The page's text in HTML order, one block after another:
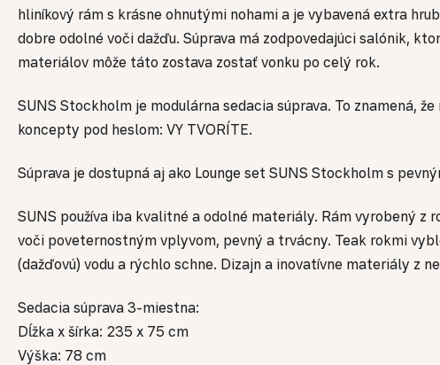
hliníkový rám s krásne ohnutými nohami a je vybavená extra
dobre odolné voči dažďu. Súprava má zodpovedajúci salónik,
materiálov môže táto zostava zostať vonku po celý rok.
SUNS Stockholm je modulárna sedacia súprava. To znamená,
koncepty pod heslom: VY TVORÍTE.
Súprava je dostupná aj ako Lounge set SUNS Stockholm s
SUNS používa iba kvalitné a odolné materiály. Rám vyrobený
voči poveternostným vplyvom, pevný a trvácny. Teak rokmi
(dažďovú) vodu a rýchlo schne. Dizajn a inovatívne materiály z
Sedacia súprava 3-miestna:
Dĺžka x šírka: 235 x 75 cm
Výška: 78 cm